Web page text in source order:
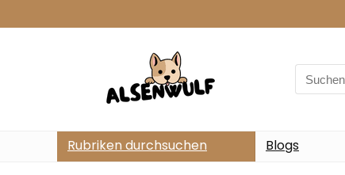
Search
for:
Rubriken durchsuchen Blogs